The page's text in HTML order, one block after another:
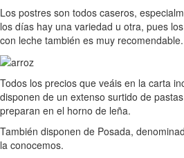
Los postres son todos caseros,
los días hay una variedad u otra, pues
con leche también es muy recomendable.
Todos los precios que veáis en la carta
disponen de un extenso surtido de
preparan en el horno de leña.
También disponen de Posada,
la conocemos.